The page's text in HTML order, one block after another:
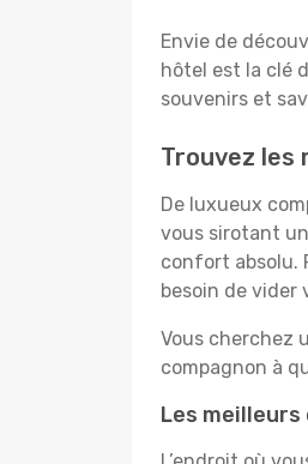
Envie de
hôtel est la clé
souvenirs et
Trouvez les
De luxueux
vous sirotant
confort absolu.
besoin de vider
Vous cherchez
compagnon à
Les